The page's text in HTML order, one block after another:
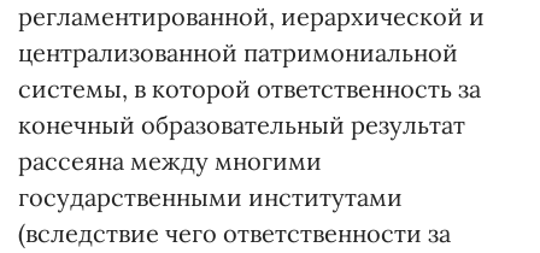
регламентированной, иерархической и
централизованной патримониальной
системы, в которой ответственность за
конечный образовательный результат
рассеяна между многими
государственными институтами
(вследствие чего ответственности за